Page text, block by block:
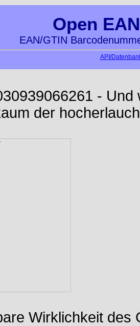
Open
EAN/GTIN
API/
-
der
Wirklichkeit des